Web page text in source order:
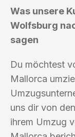
Was unsere
Wolfsburg
sagen
Du möchtest
Mallorca
uns dir von
ihrem Umzug